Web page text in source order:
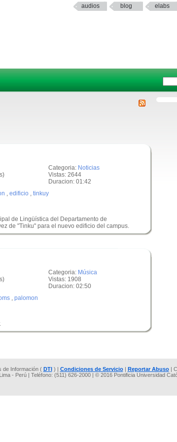
audios blog elabs
Categoria: Noticias
Vistas: 2644
Duracion: 01:42
, edificio , tinkuy
de Lingüística del Departamento de
de "Tinku" para el nuevo edificio del campus.
Categoria: Música
Vistas: 1908
Duracion: 02:50
, palomon
de Información ( DTI) | Condiciones de Servicio| Reportar Abuso|
- Perú | Teléfono: (511) 626-2000 | © 2016 Pontificia Universidad